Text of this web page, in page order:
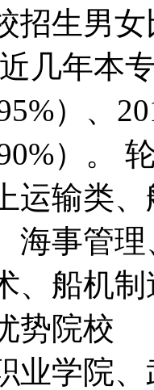
招生男
几年本
）、
）。
输类、
海事管
、船机
势院校
业学院